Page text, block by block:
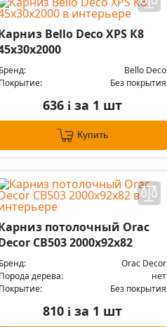
Bello Deco XPS К8
Бренд:
Bello Deco
Покрытие:
Без покрытия
636i за 1 шт
Купить
потолочный Orac
CB503 2000x92x82
Бренд:
Orac Decor
Порода дерева:
нет
Покрытие:
Без покрытия
810i за 1 шт